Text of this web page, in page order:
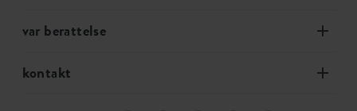
var berattelse
kontakt